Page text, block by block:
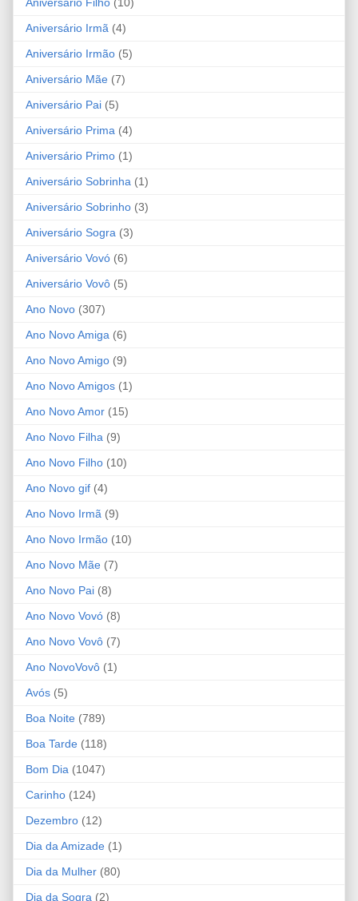
Aniversário Irmã (4)
Aniversário Irmão (5)
Aniversário Mãe (7)
Aniversário Pai (5)
Aniversário Prima (4)
Aniversário Primo (1)
Aniversário Sobrinha (1)
Aniversário Sobrinho (3)
Aniversário Sogra (3)
Aniversário Vovó (6)
Aniversário Vovô (5)
Ano Novo (307)
Ano Novo Amiga (6)
Ano Novo Amigo (9)
Ano Novo Amigos (1)
Ano Novo Amor (15)
Ano Novo Filha (9)
Ano Novo Filho (10)
Ano Novo gif (4)
Ano Novo Irmã (9)
Ano Novo Irmão (10)
Ano Novo Mãe (7)
Ano Novo Pai (8)
Ano Novo Vovó (8)
Ano Novo Vovô (7)
Ano NovoVovô (1)
Avós (5)
Boa Noite (789)
Boa Tarde (118)
Bom Dia (1047)
Carinho (124)
Dezembro (12)
Dia da Amizade (1)
Dia da Mulher (80)
Dia da Sogra (2)